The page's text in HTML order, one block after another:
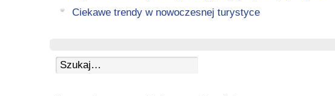
Ciekawe trendy w nowoczesnej turystyce